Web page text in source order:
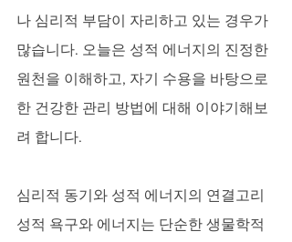
나 심리적 부담이 자리하고 있는 경우가
많습니다. 오늘은 성적 에너지의 진정한
원천을 이해하고, 자기 수용을 바탕으로
한 건강한 관리 방법에 대해 이야기해보
려 합니다.
심리적 동기와 성적 에너지의 연결고리
성적 욕구와 에너지는 단순한 생물학적